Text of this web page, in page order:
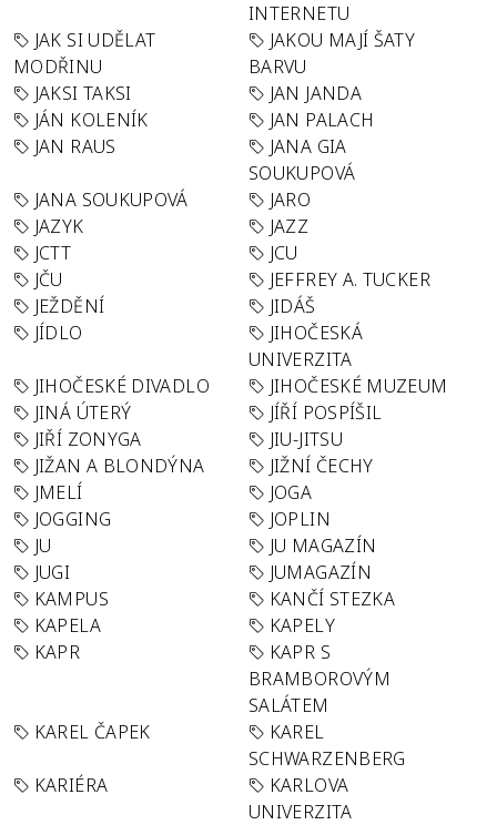
INTERNETU
JAK SI UDĚLAT
MODŘINU
JAKOU MAJÍ ŠATY
BARVU
JAKSI TAKSI
JAN JANDA
JÁN KOLENÍK
JAN PALACH
JAN RAUS
JANA GIA
SOUKUPOVÁ
JANA SOUKUPOVÁ
JARO
JAZYK
JAZZ
JCTT
JCU
JČU
JEFFREY A. TUCKER
JEŽDĚNÍ
JIDÁŠ
JÍDLO
JIHOČESKÁ
UNIVERZITA
JIHOČESKÉ DIVADLO
JIHOČESKÉ MUZEUM
JINÁ ÚTERÝ
JÍŘÍ POSPÍŠIL
JIŘÍ ZONYGA
JIU-JITSU
JIŽAN A BLONDÝNA
JIŽNÍ ČECHY
JMELÍ
JOGA
JOGGING
JOPLIN
JU
JU MAGAZÍN
JUGI
JUMAGAZÍN
KAMPUS
KANČÍ STEZKA
KAPELA
KAPELY
KAPR
KAPR S
BRAMBOROVÝM
SALÁTEM
KAREL ČAPEK
KAREL
SCHWARZENBERG
KARIÉRA
KARLOVA
UNIVERZITA